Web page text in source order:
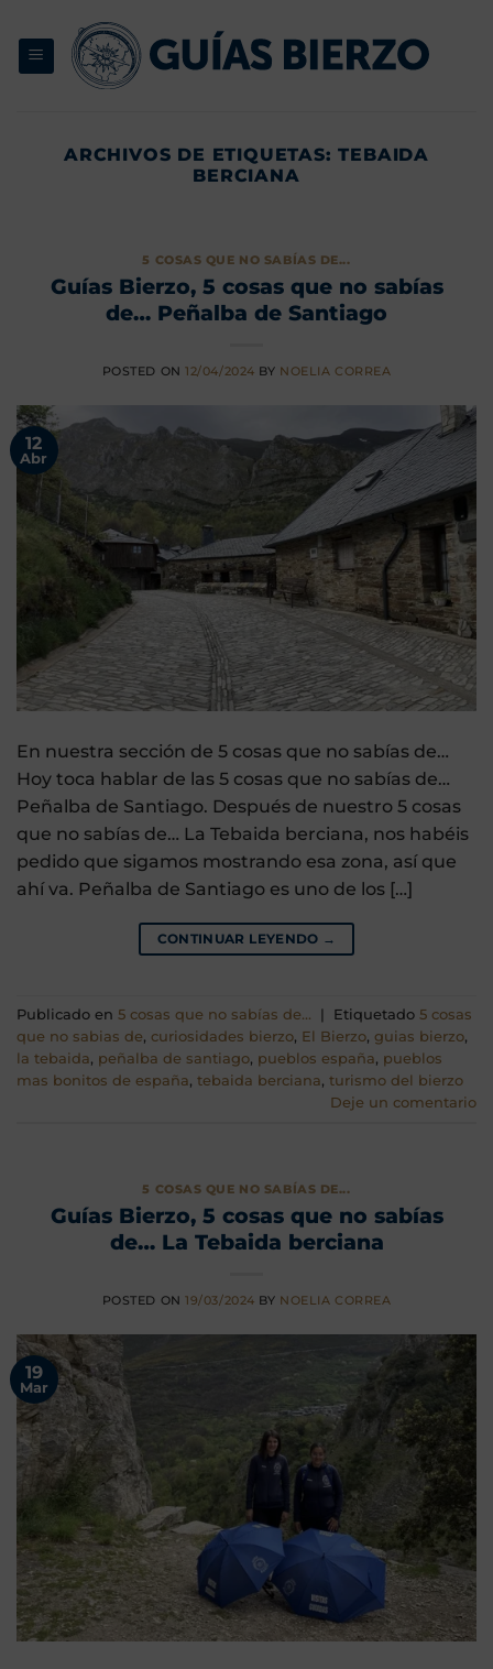
contenido
ARCHIVOS DE ETIQUETAS:TEBAIDA
BERCIANA
5 COSAS QUE NO SABÍAS DE...
Guías Bierzo, 5 cosas que no sabías
de… Peñalba de Santiago
POSTED ON12/04/2024 BY NOELIA CORREA
12
Abr
En nuestra sección de 5 cosas que no sabías de…
Hoy toca hablar de las 5 cosas que no sabías de…
Peñalba de Santiago. Después de nuestro 5 cosas
que no sabías de… La Tebaida berciana, nos habéis
pedido que sigamos mostrando esa zona, así que
ahí va. Peñalba de Santiago es uno de los […]
CONTINUAR LEYENDO →
Publicado en 5 cosas que no sabías de... | Etiquetado 5 cosas
que no sabias de, curiosidades bierzo, El Bierzo, guias bierzo,
la tebaida, peñalba de santiago, pueblos españa, pueblos
mas bonitos de españa, tebaida berciana, turismo del bierzo
Deje un comentario
5 COSAS QUE NO SABÍAS DE...
Guías Bierzo, 5 cosas que no sabías
de… La Tebaida berciana
POSTED ON19/03/2024 BY NOELIA CORREA
19
Mar